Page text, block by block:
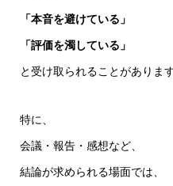
「本音を避けている」
「評価を濁している」
と受け取られることがあります
特に、
会議・報告・感想など、
結論が求められる場面では、